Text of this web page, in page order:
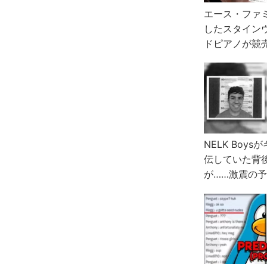
エース・ファ
したスタイン
ドピアノが競
NELK Boysが
伝していた背
が……激震の